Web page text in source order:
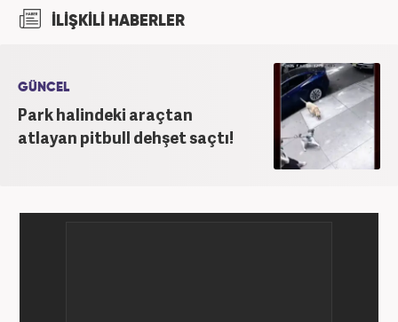
İLİŞKİLİ HABERLER
GÜNCEL
Park halindeki araçtan
atlayan pitbull dehşet saçtı!